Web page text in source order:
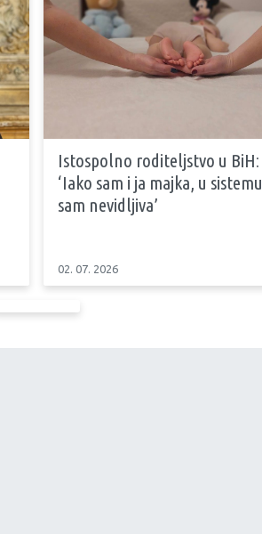
Istospolno roditeljstvo u BiH:
‘Iako sam i ja majka, u sistemu
sam nevidljiva’
02. 07. 2026